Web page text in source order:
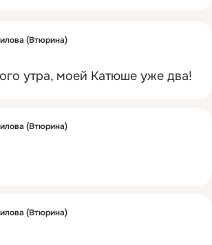
(Втюрина)
утра, моей Катюше уже два!
(Втюрина)
(Втюрина)